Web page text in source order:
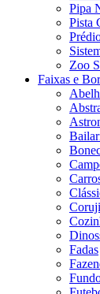
Pipa
Pista
Zoo
Faixas e
Fadas